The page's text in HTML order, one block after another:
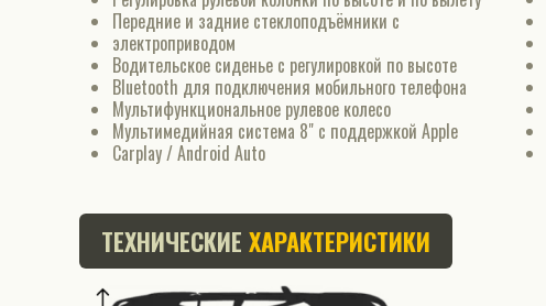
Передние и задние стеклоподъёмники с
электроприводом
Водительское сиденье с регулировкой по высоте
Bluetooth для подключения мобильного телефона
Мультифункциональное рулевое колесо
Мультимедийная система 8" с поддержкой Apple
Carplay / Android Auto
ТЕХНИЧЕСКИЕ ХАРАКТЕРИСТИКИ